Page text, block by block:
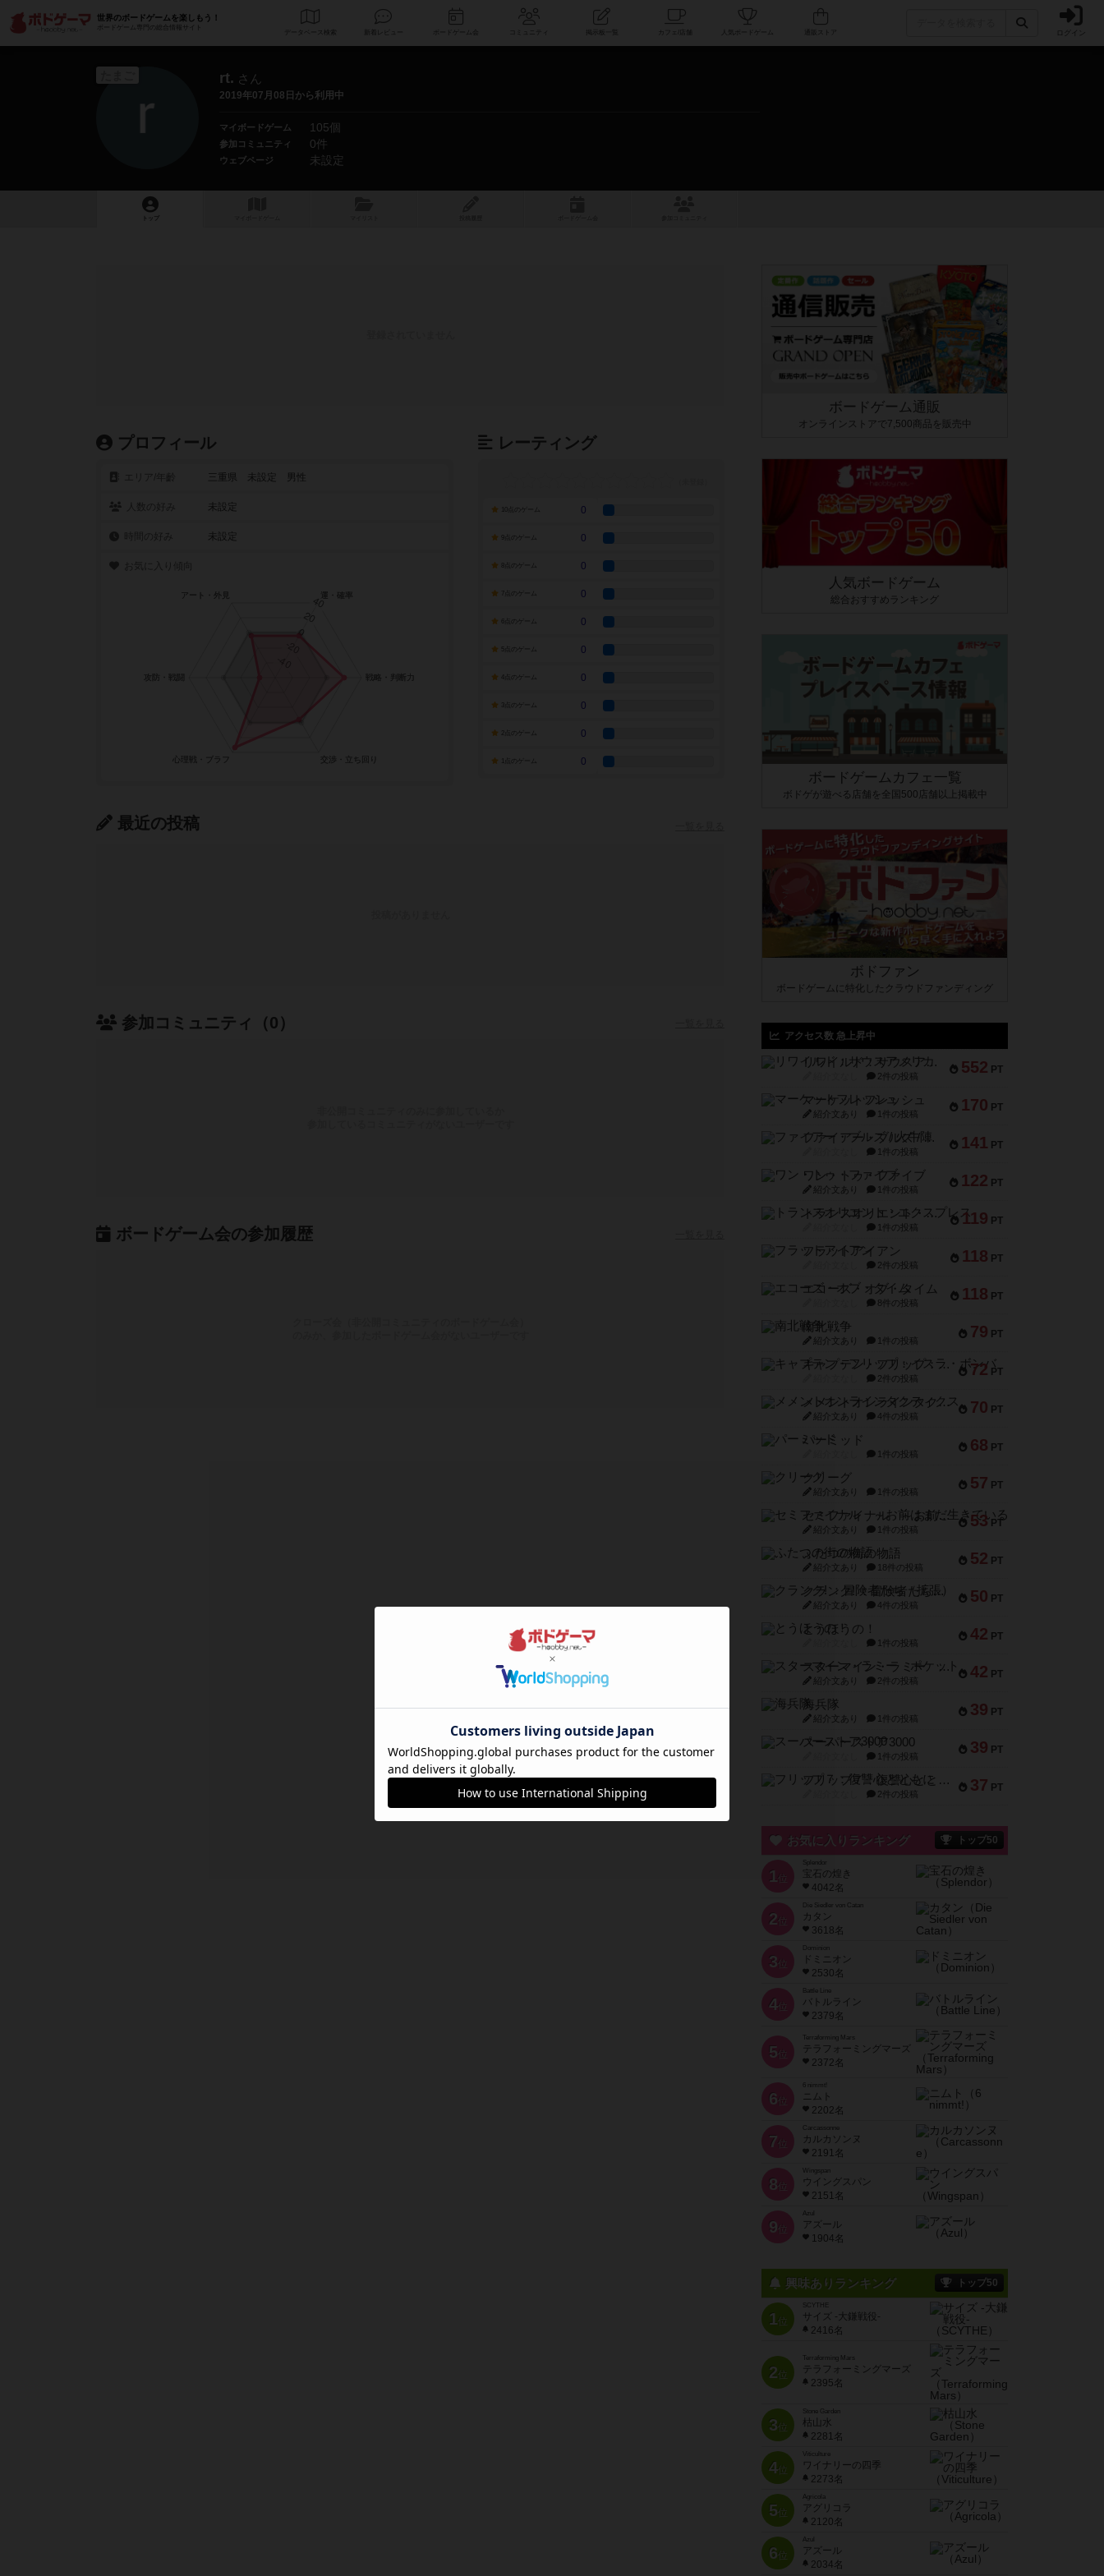
世界のボードゲームを楽しもう！
ボードゲーム専門の総合情報サイト
データベース コミュニティ 人気ボードゲーム ログイン
rt. さん
2019年07月08日から利用中
マイボードゲーム 105個
参加コミュニティ 0件
ウェブページ 未設定
トップ
プロフィール
三重県 未設定 男性
未設定
未設定
お気に入り傾向
レーティング
10点のゲーム 0
9点のゲーム 0
8点のゲーム 0
7点のゲーム 0
6点のゲーム 0
5点のゲーム 0
4点のゲーム 0
3点のゲーム 0
2点のゲーム 0
1点のゲーム 0
最近の投稿
参加コミュニティ（0）
ボードゲーム会の参加履歴
ボードゲーム通販
オンラインストアで7,500商品を販売中
人気ボードゲーム
総合おすすめランキング
ボードゲームカフェ一覧
ボドゲが遊べる店舗を全国500店舗以上掲載中
ボドファン
ボードゲームに特化したクラウドファンディング
アクセス数 急上昇中
552 PT
リワイルド：サウスアメリカ
2件の投稿
170 PT
マーケットフレッシュ
紹介文あり 1件の投稿
141 PT
ファイアー・ブルズ / 火牛陣
1件の投稿
122 PT
ワン・トゥ・ファイブ
紹介文あり 1件の投稿
119 PT
トランスオリエント・エクスプレス
1件の投稿
118 PT
フラットアイアン
2件の投稿
118 PT
エコーズ・オブ・タイム
8件の投稿
79 PT
南北戦争
紹介文あり 1件の投稿
72 PT
キャプテン・フリップ：イスラ・ボンバ
2件の投稿
70 PT
メメントオンラインタクティクス
紹介文あり 4件の投稿
68 PT
パーミッド
1件の投稿
57 PT
クリーグ
紹介文あり 1件の投稿
53 PT
セミファイナル ～お前はまだ生きている～
紹介文あり 1件の投稿
52 PT
ふたつの街の物語
紹介文あり 18件の投稿
50 PT
クランク! ：冒険者たち（拡張）
紹介文あり 4件の投稿
42 PT
とうほうの！
1件の投稿
42 PT
スターマイン・ラミー ポケット
紹介文あり 2件の投稿
39 PT
海兵隊
紹介文あり 1件の投稿
39 PT
スーパーストア3000
1件の投稿
37 PT
フリップ７：復讐心とともに
2件の投稿
お気に入りランキング トップ50
1 位
Splendor
宝石の煌き
4042名
2位
Die Siedler von Catan
カタン
3618名
3位
Dominion
ドミニオン
2530名
4位
Battle Line
バトルライン
2379名
5位
Terraforming Mars
テラフォーミングマーズ
2372名
6位
6 nimmt!
ニムト
2202名
7位
Carcassonne
カルカソンヌ
2191名
8位
Wingspan
ウイングスパン
2151名
9位
Azul
アズール
1904名
興味ありランキング トップ50
1位
SCYTHE
サイズ -大鎌戦役-
2416名
2位
Terraforming Mars
テラフォーミングマーズ
2395名
3位
Stone Garden
枯山水
2281名
4位
Viticulture
ワイナリーの四季
2273名
5位
Agricola
アグリコラ
2120名
6位
Azul
アズール
2034名